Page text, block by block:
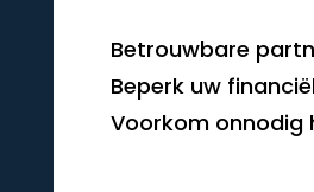
Betrouwbare
Beperk uw
Voorkom onnodig